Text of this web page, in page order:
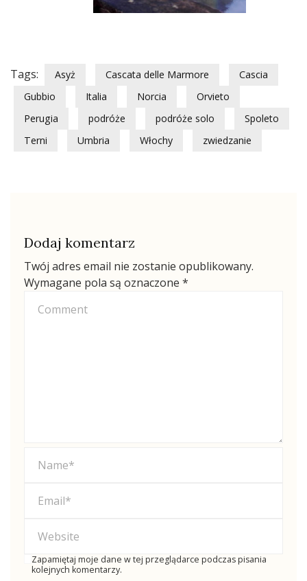
Tags: Asyż Cascata delle Marmore
Cascia
Gubbio
Italia Norcia
Orvieto
Perugia
podróże podróże solo
Spoleto
Terni
Umbria Włochy zwiedzanie
Dodaj komentarz
Twój adres email nie zostanie opublikowany.
Wymagane pola są oznaczone *
Zapamiętaj moje dane w tej przeglądarce podczas pisania
kolejnych komentarzy.